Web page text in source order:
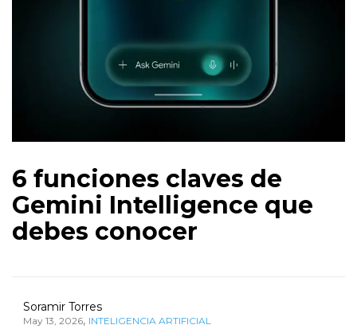
6 funciones claves de
Gemini Intelligence que
debes conocer
Soramir Torres
May 13, 2026, INTELIGENCIA ARTIFICIAL